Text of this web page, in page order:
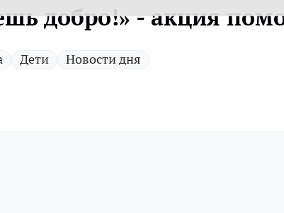
добро!» - акция
Дети Новости дня